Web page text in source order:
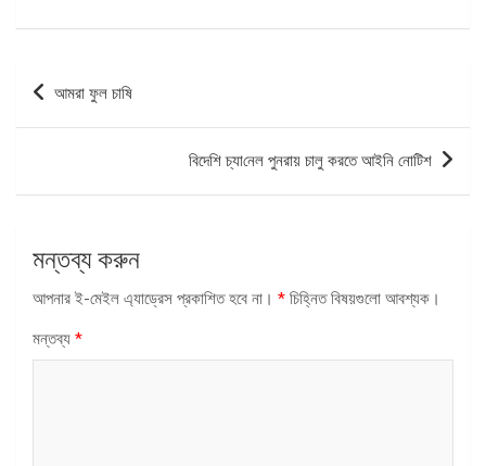
পোস্ট
ন্যাভিগেশন
আমরা ফুল চাষি
বিদেশি চ্যা‌নেল পুনরায় চালু করতে আইনি নো‌টিশ
মন্তব্য করুন
আপনার ই-মেইল এ্যাড্রেস প্রকাশিত হবে না। * চিহ্নিত বিষয়গুলো আবশ্যক।
মন্তব্য *